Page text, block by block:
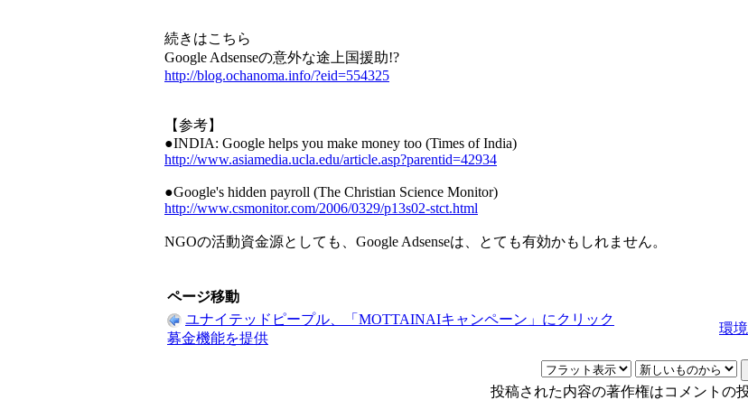
続きはこちら
Google Adsenseの意外な途上国援助!?
http://blog.ochanoma.info/?eid=554325
【参考】
●INDIA: Google helps you make money too (Times of India)
http://www.asiamedia.ucla.edu/article.asp?parentid=42934
●Google's hidden payroll (The Christian Science Monitor)
http://www.csmonitor.com/2006/0329/p13s02-stct.html
NGOの活動資金源としても、Google Adsenseは、とても有効かもしれません。
ページ移動
ユナイテッドピープル、「MOTTAINAIキャンペーン」にクリック
募金機能を提供
環
投稿された内容の著作権はコメントの